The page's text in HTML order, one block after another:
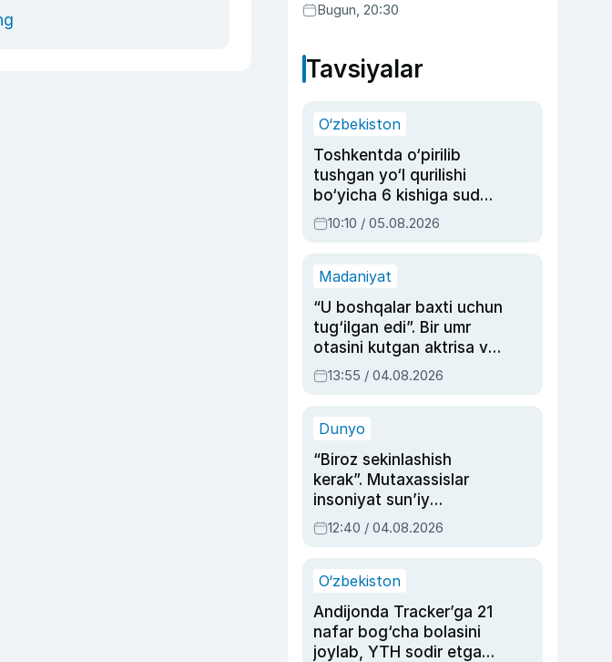
Bugun, 20:30
Tavsiyalar
O‘zbekiston
Toshkentda o‘pirilib
tushgan yo‘l qurilishi
bo‘yicha 6 kishiga sud
hukmi o‘qildi
10:10 / 05.08.2026
Madaniyat
“U boshqalar baxti uchun
tug‘ilgan edi”. Bir umr
otasini kutgan aktrisa va
dublyaj ustasi Rimma
Ahmedovaning
13:55 / 04.08.2026
Dunyo
“Biroz sekinlashish
kerak”. Mutaxassislar
insoniyat sun’iy
intellektni boshqara
olmay qolishidan xavotir
12:40 / 04.08.2026
O‘zbekiston
Andijonda Tracker’ga 21
nafar bog‘cha bolasini
joylab, YTH sodir etgan